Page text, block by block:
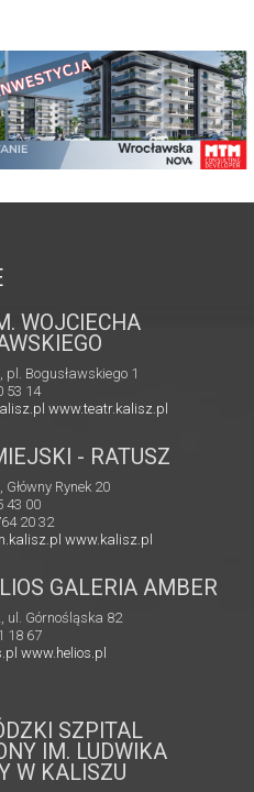
WOJCIECHA
pl. Bogusławskiego 1
53 14
www.teatr.kalisz.pl
- RATUSZ
Rynek 20
43 00
20 32
www.kalisz.pl
GALERIA AMBER
ul. Górnośląska 82
18 67
www.helios.pl
SZPITAL
IM. LUDWIKA
W KALISZU